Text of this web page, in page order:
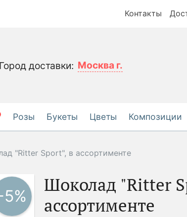
Контакты
Город доставки: Москва г.
Розы Букеты Цветы Композиции
"Ritter Sport", в ассортименте
Шоколад "Ritter
ассортименте